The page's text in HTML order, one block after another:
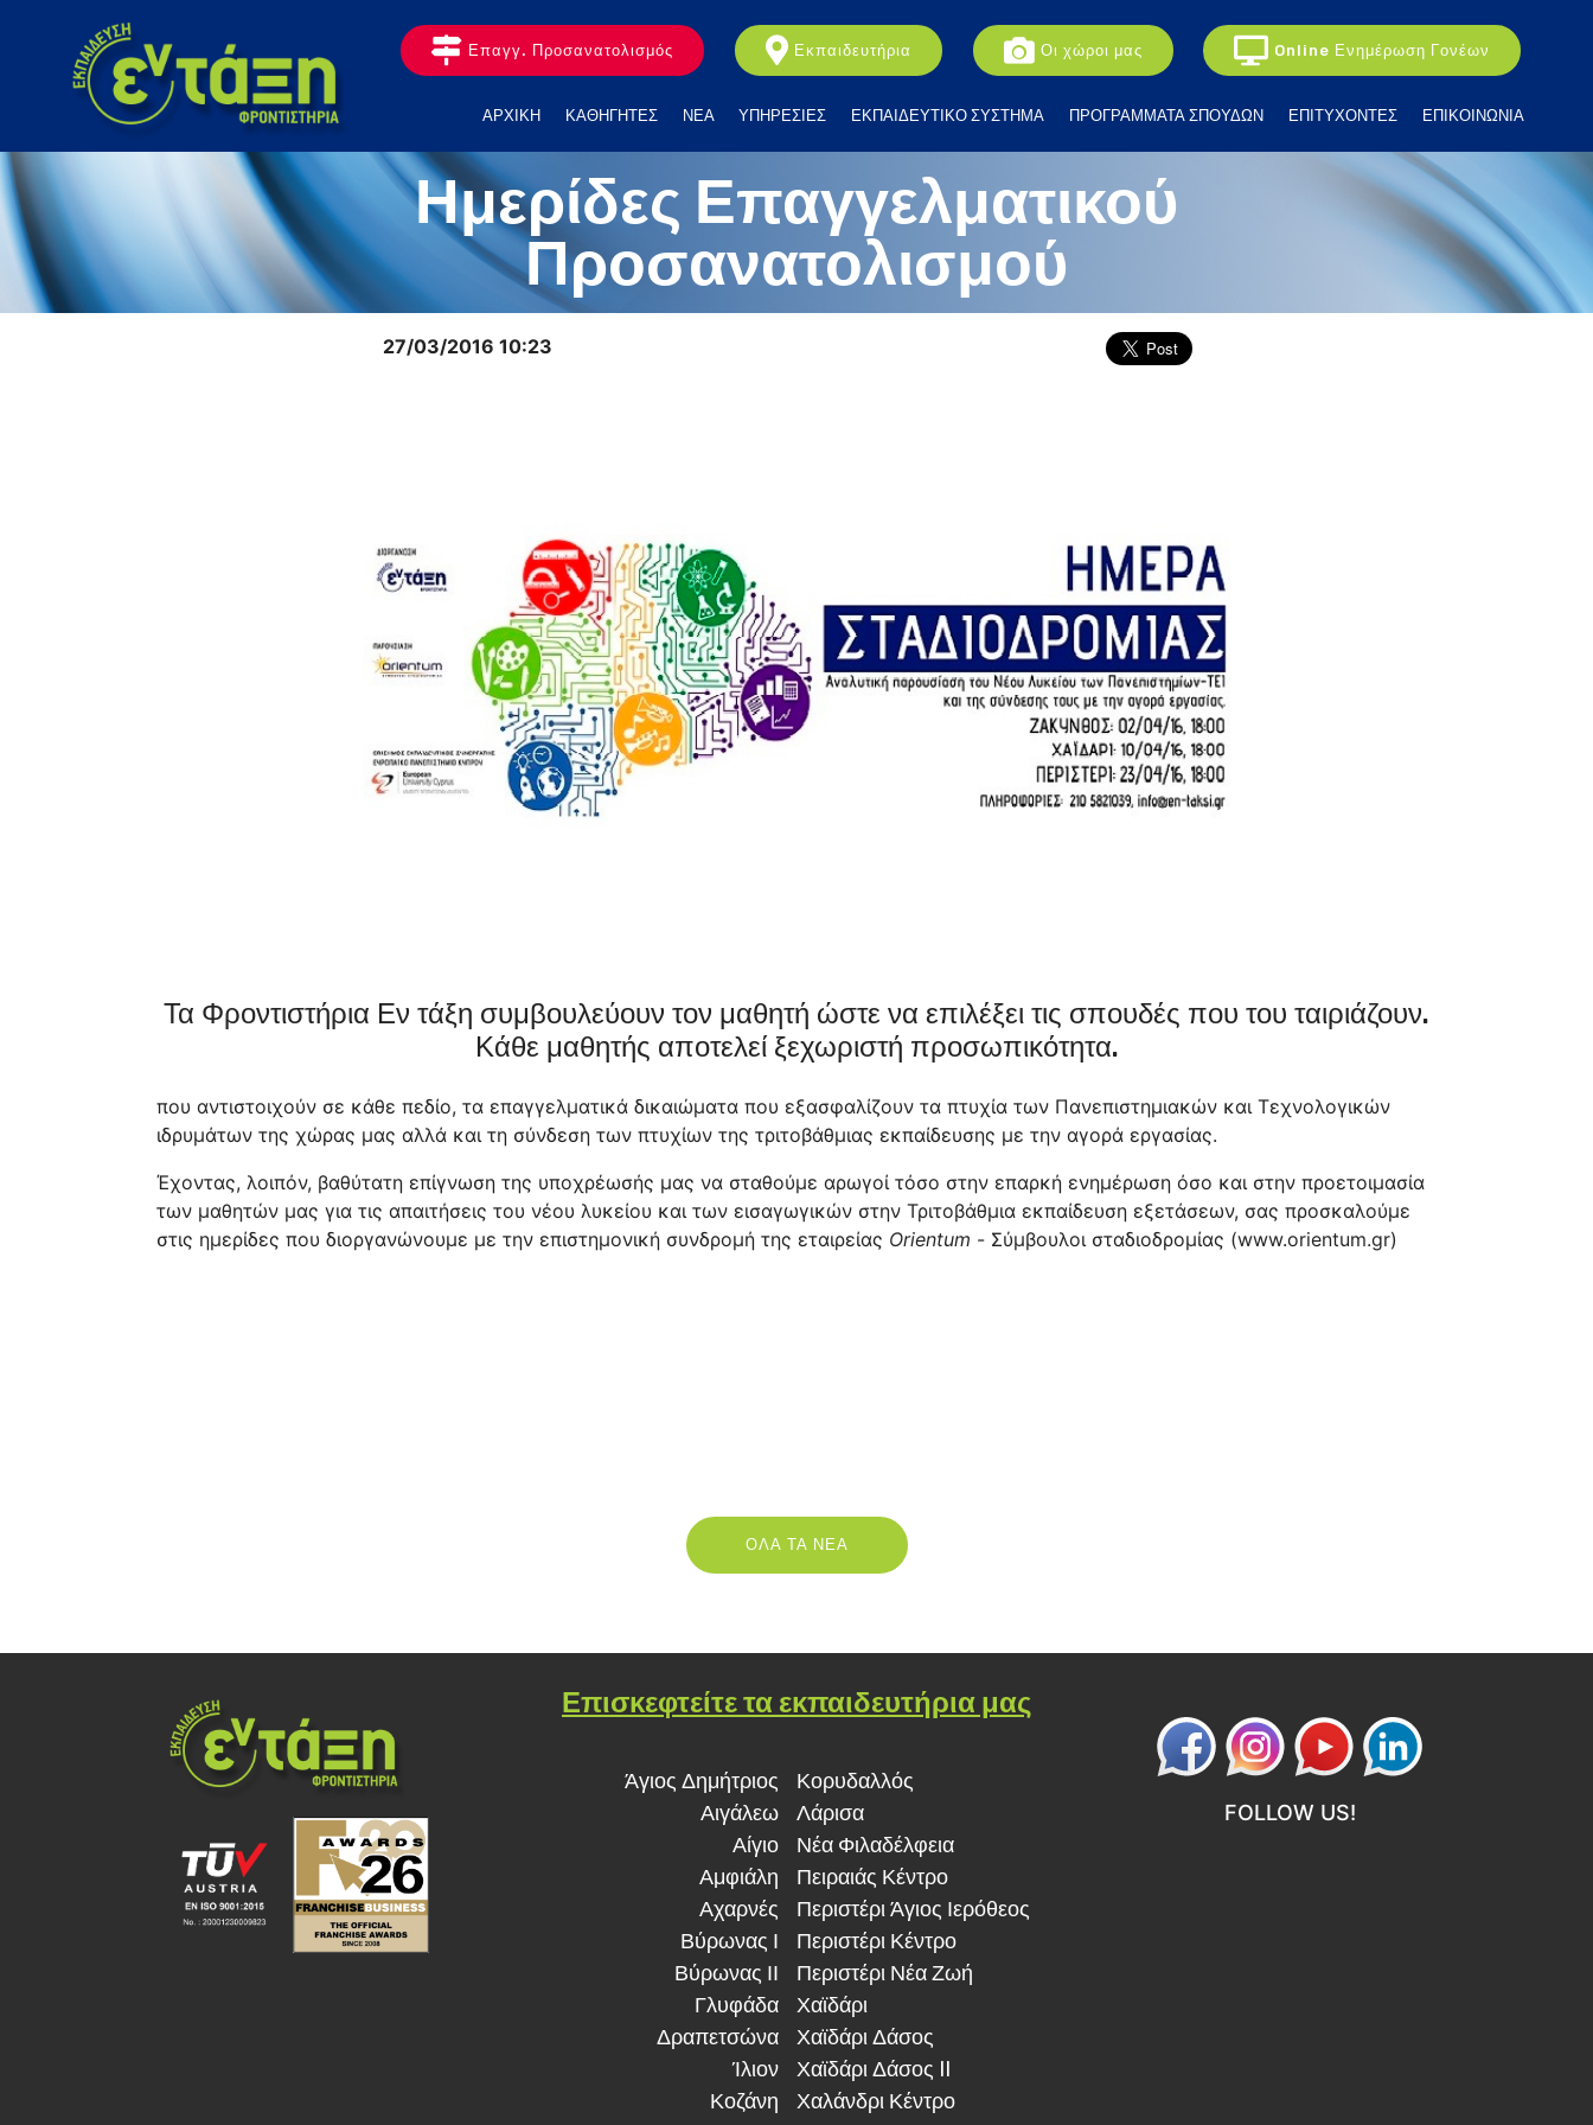
ΑΡΧΙΚΗ ΚΑΘΗΓΗΤΕΣ ΝΕΑ ΥΠΗΡΕΣΙΕΣ ΕΚΠΑΙΔΕΥΤΙΚΟ ΣΥΣΤΗΜΑ ΠΡΟΓΡΑΜΜΑΤΑ ΣΠΟΥΔΩΝ ΕΠΙΤΥΧΟΝΤΕΣ ΕΠΙΚΟΙΝΩΝΙΑ
Επαγγ. Προσανατολισμός Εκπαιδευτήρια Οι χώροι μας Online Ενημέρωση Γονέων
Ημερίδες Επαγγελματικού
Προσανατολισμού
27/03/2016 10:23
Τα Φροντιστήρια Εν τάξη συμβουλεύουν τον μαθητή ώστε να επιλέξει τις σπουδές που του ταιριάζουν.
Κάθε μαθητής αποτελεί ξεχωριστή προσωπικότητα.
που αντιστοιχούν σε κάθε πεδίο, τα επαγγελματικά δικαιώματα που εξασφαλίζουν τα πτυχία των Πανεπιστημιακών και Τεχνολογικών
ιδρυμάτων της χώρας μας αλλά και τη σύνδεση των πτυχίων της τριτοβάθμιας εκπαίδευσης με την αγορά εργασίας.
Έχοντας, λοιπόν, βαθύτατη επίγνωση της υποχρέωσής μας να σταθούμε αρωγοί τόσο στην επαρκή ενημέρωση όσο και στην προετοιμασία
των μαθητών μας για τις απαιτήσεις του νέου λυκείου και των εισαγωγικών στην Τριτοβάθμια εκπαίδευση εξετάσεων, σας προσκαλούμε
στις ημερίδες που διοργανώνουμε με την επιστημονική συνδρομή της εταιρείας Orientum - Σύμβουλοι σταδιοδρομίας (www.orientum.gr)
ΟΛΑ ΤΑ ΝΕΑ
Επισκεφτείτε τα εκπαιδευτήρια μας
Άγιος Δημήτριος
Αιγάλεω
Αίγιο
Αμφιάλη
Αχαρνές
Βύρωνας Ι
Βύρωνας ΙΙ
Γλυφάδα
Δραπετσώνα
Ίλιον
Κοζάνη
Κορυδαλλός
Λάρισα
Νέα Φιλαδέλφεια
Πειραιάς Κέντρο
Περιστέρι Άγιος Ιερόθεος
Περιστέρι Κέντρο
Περιστέρι Νέα Ζωή
Χαϊδάρι
Χαϊδάρι Δάσος
Χαϊδάρι Δάσος II
Χαλάνδρι Κέντρο
FOLLOW US!